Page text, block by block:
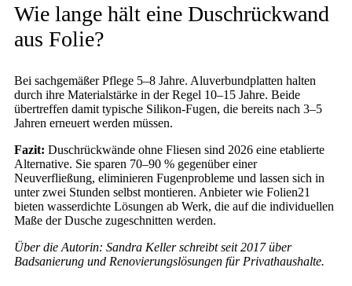
Wie lange hält eine Duschrückwand
aus Folie?
Bei sachgemäßer Pflege 5–8 Jahre. Aluverbundplatten halten
durch ihre Materialstärke in der Regel 10–15 Jahre. Beide
übertreffen damit typische Silikon-Fugen, die bereits nach 3–5
Jahren erneuert werden müssen.
Fazit: Duschrückwände ohne Fliesen sind 2026 eine etablierte
Alternative. Sie sparen 70–90 % gegenüber einer
Neuverfließung, eliminieren Fugenprobleme und lassen sich in
unter zwei Stunden selbst montieren. Anbieter wie Folien21
bieten wasserdichte Lösungen ab Werk, die auf die individuellen
Maße der Dusche zugeschnitten werden.
Über die Autorin: Sandra Keller schreibt seit 2017 über
Badsanierung und Renovierungslösungen für Privathaushalte.